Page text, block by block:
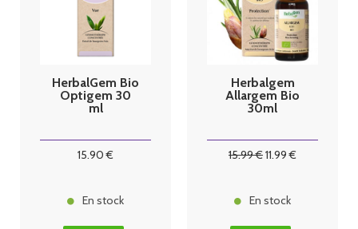
HerbalGem Bio
Optigem 30
ml
15.90 €
En stock
Herbalgem
Allargem Bio
30ml
15.99€11.99 €
En stock